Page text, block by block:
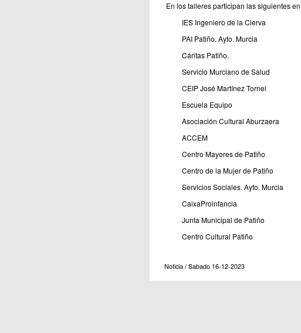
En los talleres participan las siguientes
IES Ingeniero de la Cierva
PAI Patiño. Ayto. Murcia
Cáritas Patiño.
Servicio Murciano de Salud
CEIP José Martínez Tornel
Escuela Equipo
Asociación Cultural Aburzaera
ACCEM
Centro Mayores de Patiño
Centro de la Mujer de Patiño
Servicios Sociales. Ayto. Murcia
CaixaProinfancia
Junta Municipal de Patiño
Centro Cultural Patiño
Noticia / Sabado 16-12-2023